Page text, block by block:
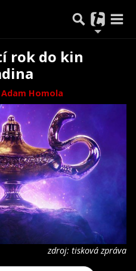
rok do kin
Adam Homola
zdroj: tisková zpráva